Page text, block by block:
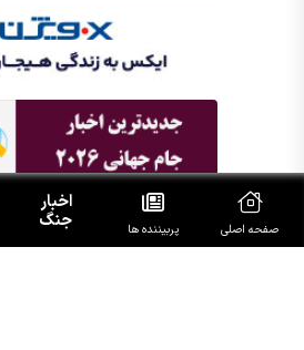
صفحه اصلی پربیننده ها
اخبار
جنگ